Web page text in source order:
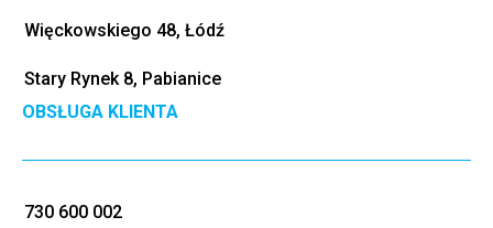
Więckowskiego 48, Łódź
Stary Rynek 8, Pabianice
OBSŁUGA KLIENTA
730 600 002